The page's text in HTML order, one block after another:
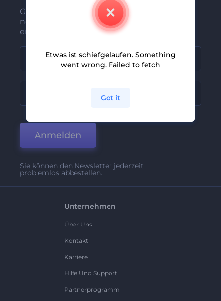
Gehören Sie zu den Ersten, die unsere
neuesten Nachrichten und Angebote
erhalten
Anmelden
Sie können den Newsletter jederzeit
problemlos abbestellen.
Unternehmen
Über Uns
Kontakt
Karriere
Hilfe Und Support
Partnerprogramm
Etwas ist schiefgelaufen. Something
went wrong. Failed to fetch
Got it